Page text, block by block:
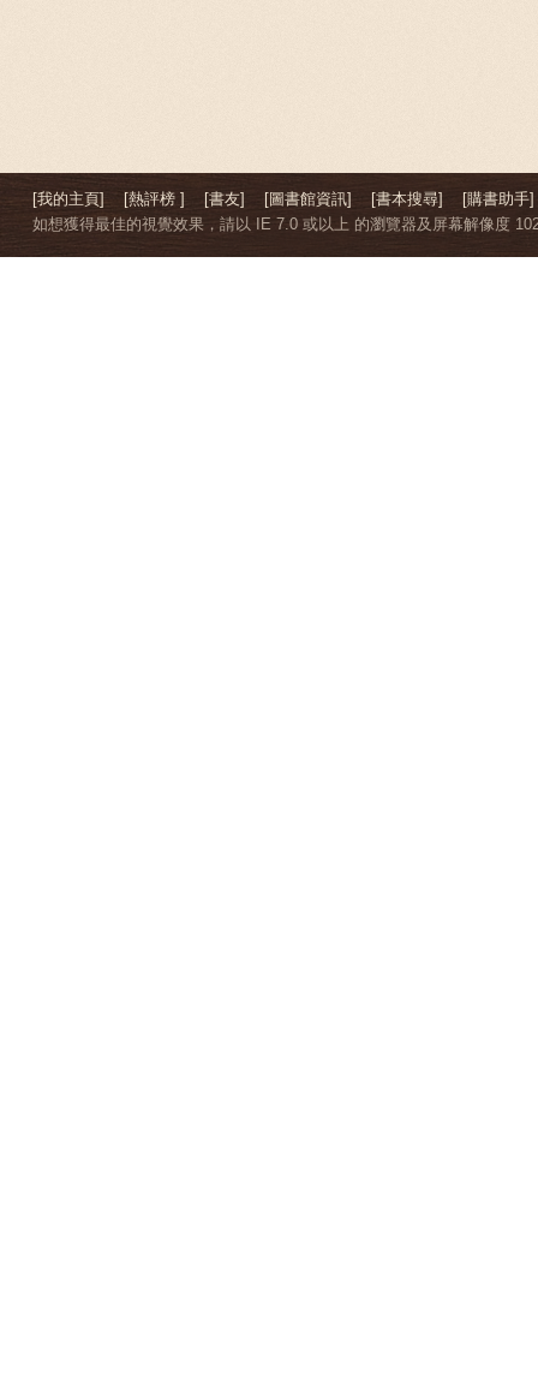
[我的主頁] [熱評榜 ] [書友] [圖書館資訊] [書本搜尋]
[購書助手]
如想獲得最佳的視覺效果，請以 IE 7.0 或以上 的瀏覽器及屏幕解像度